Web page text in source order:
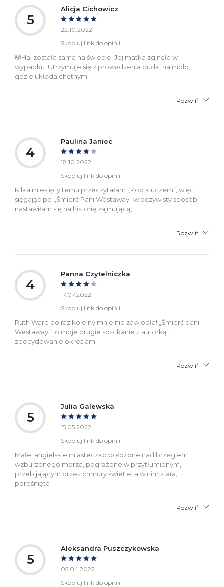
5
Alicja Cichowicz
22.10.2022
Skopiuj link do opinii
🕸️Hal została sama na świecie. Jej matka zginęła w
wypadku. Utrzymuje się z prowadzenia budki na molo,
gdzie układa chętnym
Rozwiń
4
Paulina Janiec
18.10.2022
Skopiuj link do opinii
Kilka miesięcy temu przeczytałam ,,Pod kluczem”, więc
sięgając po ,,Śmierć Pani Westaway" w oczywisty sposób
nastawiłam się na historię zajmującą,
Rozwiń
4
Panna Czytelniczka
17.07.2022
Skopiuj link do opinii
Ruth Ware po raz kolejny mnie nie zawiodła! „Śmierć pani
Westaway” to moje drugie spotkanie z autorką i
zdecydowanie określam
Rozwiń
5
Julia Galewska
15.05.2022
Skopiuj link do opinii
Małe, angielskie miasteczko położone nad brzegiem
wzburzonego morza, pogrążone w przytłumionym,
przebijającym przez chmury świetle, a w nim stara,
porośnięta
Rozwiń
5
Aleksandra Puszczykowska
05.04.2022
Skopiuj link do opinii